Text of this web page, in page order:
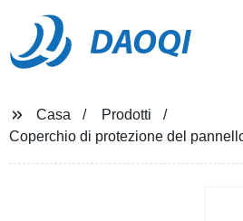
DAOQI
Casa
Prodotti
Coperchio di protezione del